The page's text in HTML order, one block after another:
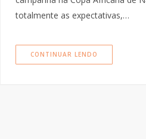
totalmente as expectativas,…
CONTINUAR LENDO